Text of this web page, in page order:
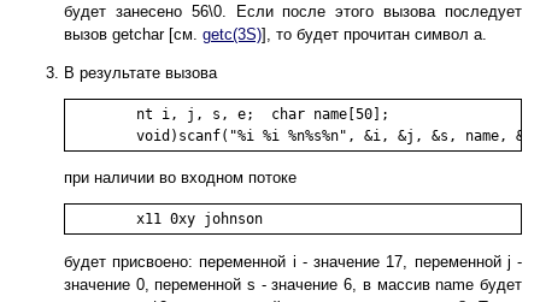
будет занесено 56\0. Если после этого вызова последует
вызов getchar [см. getc(3S)], то будет прочитан символ a.
В результате вызова
при наличии во входном потоке
будет присвоено: переменной i - значение 17, переменной j -
значение 0, переменной s - значение 6, в массив name будет